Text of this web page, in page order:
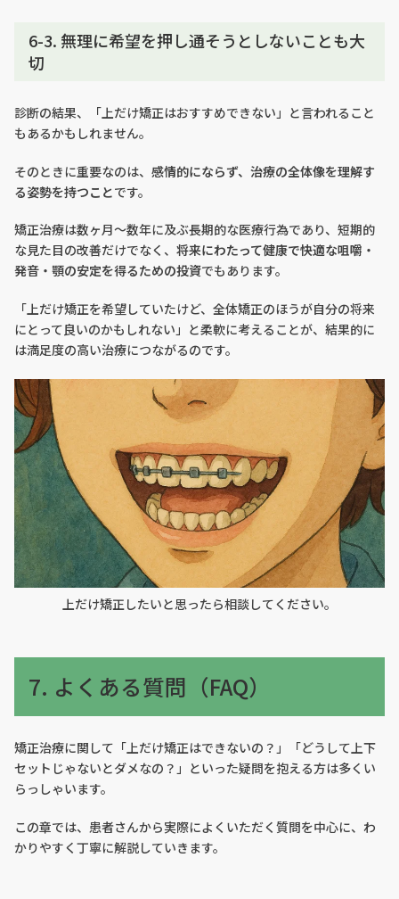
6-3. 無理に希望を押し通そうとしないことも大
切
診断の結果、「上だけ矯正はおすすめできない」と言われること
もあるかもしれません。
そのときに重要なのは、 感情的にならず、治療の全体像を理解す
る姿勢を持つことです。
矯正治療は数ヶ月〜数年に及ぶ長期的な医療行為であり、短期的
な見た目の改善だけでなく、 将来にわたって健康で快適な咀嚼・
発音・顎の安定を得るための投資でもあります。
「上だけ矯正を希望していたけど、全体矯正のほうが自分の将来
にとって良いのかもしれない」と柔軟に考えることが、結果的に
は満足度の高い治療につながるのです。
上だけ矯正したいと思ったら相談してください。
7. よくある質問（FAQ）
矯正治療に関して「上だけ矯正はできないの？」「どうして上下
セットじゃないとダメなの？」といった疑問を抱える方は多くい
らっしゃいます。
この章では、患者さんから実際によくいただく質問を中心に、わ
かりやすく丁寧に解説していきます。